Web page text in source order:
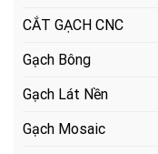
CẮT GẠCH CNC
Gạch Bông
Gạch Lát Nền
Gạch Mosaic